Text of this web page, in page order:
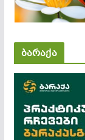
ბარაქა